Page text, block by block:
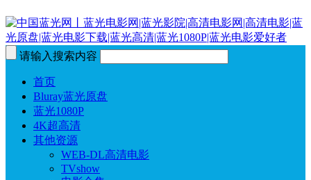
请输入搜索内容
首页
Bluray蓝光原盘
蓝光1080P
4K超高清
其他资源
WEB-DL高清电影
TVshow